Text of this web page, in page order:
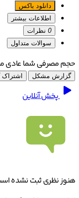
دانلود باکس
اطلاعات بیشتر
0 نظرات
سوالات متداول
حجم مصرفی شما عادی
گزارش مشکل اشتراک
پخش آنلاین
هنوز نظری ثبت نشده